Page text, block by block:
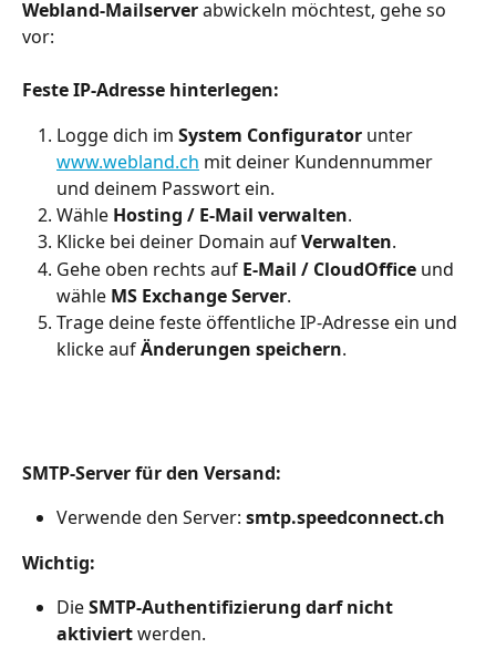
Webland-Mailserver abwickeln möchtest, gehe so
vor:
Feste IP-Adresse hinterlegen:
Logge dich im System Configurator unter
www.webland.ch mit deiner Kundennummer
und deinem Passwort ein.
Wähle Hosting / E-Mail verwalten.
Klicke bei deiner Domain auf Verwalten.
Gehe oben rechts auf E-Mail / CloudOffice und
wähle MS Exchange Server.
Trage deine feste öffentliche IP-Adresse ein und
klicke auf Änderungen speichern.
SMTP-Server für den Versand:
Verwende den Server: smtp.speedconnect.ch
Wichtig:
Die SMTP-Authentifizierung darf nicht
aktiviert werden.